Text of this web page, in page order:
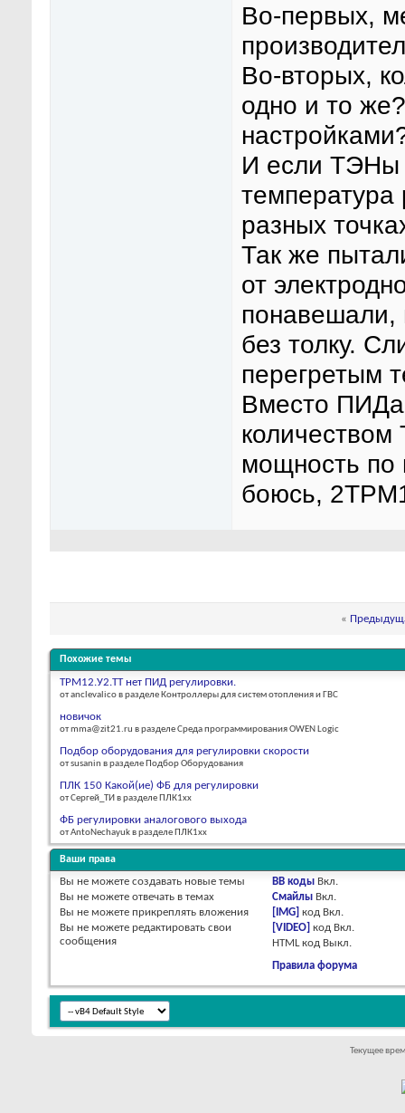
Во-первых,
Во-вторых,
одно и то
И если ТЭНы
температура
разных
Так же
от
понавешали,
без толку.
перегретым
Вместо ПИДа
мощность по
боюсь,
«
Похожие темы
ТРМ12.У2.ТТ нет ПИД регулировки.
от anclevalico в разделе Контроллеры для систем отопления и ГВС
новичок
от mma@zit21.ru в разделе Среда программирования OWEN Logic
Подбор оборудования для регулировки скорости
от susanin в разделе Подбор Оборудования
ПЛК 150 Какой(ие) ФБ для регулировки
от Сергей_ТИ в разделе ПЛК1хх
ФБ регулировки аналогового выхода
от AntoNechayuk в разделе ПЛК1хх
Ваши права
Вы не можете создавать новые темы
Вы не можете отвечать в темах
Вы не можете прикреплять вложения
Вы не можете редактировать свои
сообщения
BB коды Вкл.
Смайлы Вкл.
[IMG] код Вкл.
[VIDEO] код Вкл.
HTML код Выкл.
Правила форума
Текущее